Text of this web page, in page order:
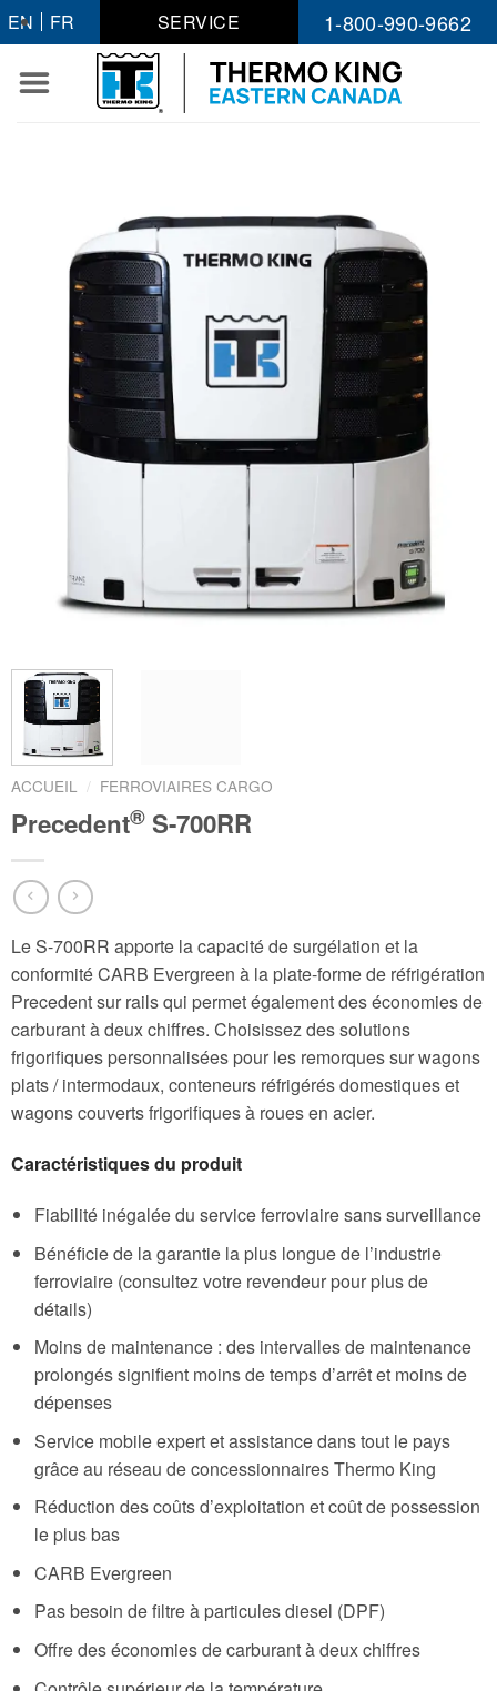
Passer
au
contenu
EN FR SERVICE 1-800-990-9662
ACCUEIL / FERROVIAIRES CARGO
Precedent® S-700RR
Le S-700RR apporte la capacité de surgélation et la
conformité CARB Evergreen à la plate-forme de réfrigération
Precedent sur rails qui permet également des économies de
carburant à deux chiffres. Choisissez des solutions
frigorifiques personnalisées pour les remorques sur wagons
plats / intermodaux, conteneurs réfrigérés domestiques et
wagons couverts frigorifiques à roues en acier.
Caractéristiques du produit
Fiabilité inégalée du service ferroviaire sans surveillance
Bénéficie de la garantie la plus longue de l’industrie
ferroviaire (consultez votre revendeur pour plus de
détails)
Moins de maintenance : des intervalles de maintenance
prolongés signifient moins de temps d’arrêt et moins de
dépenses
Service mobile expert et assistance dans tout le pays
grâce au réseau de concessionnaires Thermo King
Réduction des coûts d’exploitation et coût de possession
le plus bas
CARB Evergreen
Pas besoin de filtre à particules diesel (DPF)
Offre des économies de carburant à deux chiffres